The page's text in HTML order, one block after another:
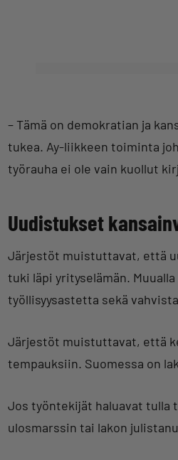
– Tämä on demokratian ja
tukea. Ay-liikkeen toiminta
työrauha ei ole vain kuollut
Uudistukset
Järjestöt muistuttavat, että
tuki läpi yrityselämän.
työllisyysastetta sekä
Järjestöt muistuttavat, että
tempauksiin. Suomessa on
Jos työntekijät haluavat tulla
ulosmarssin tai lakon